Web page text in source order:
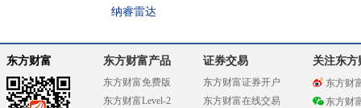
纳睿雷达
东方财富 东方财富产品
东方财富免费版
东方财富Level-2
证券交易
东方财富证券开户
东方财富在线交易
关注东方
东方财
东方财